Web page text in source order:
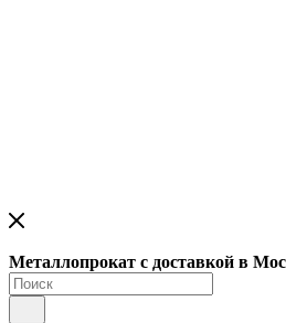
Металлопрокат с доставкой в